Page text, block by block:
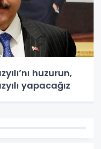
huzurun,
yapacağız